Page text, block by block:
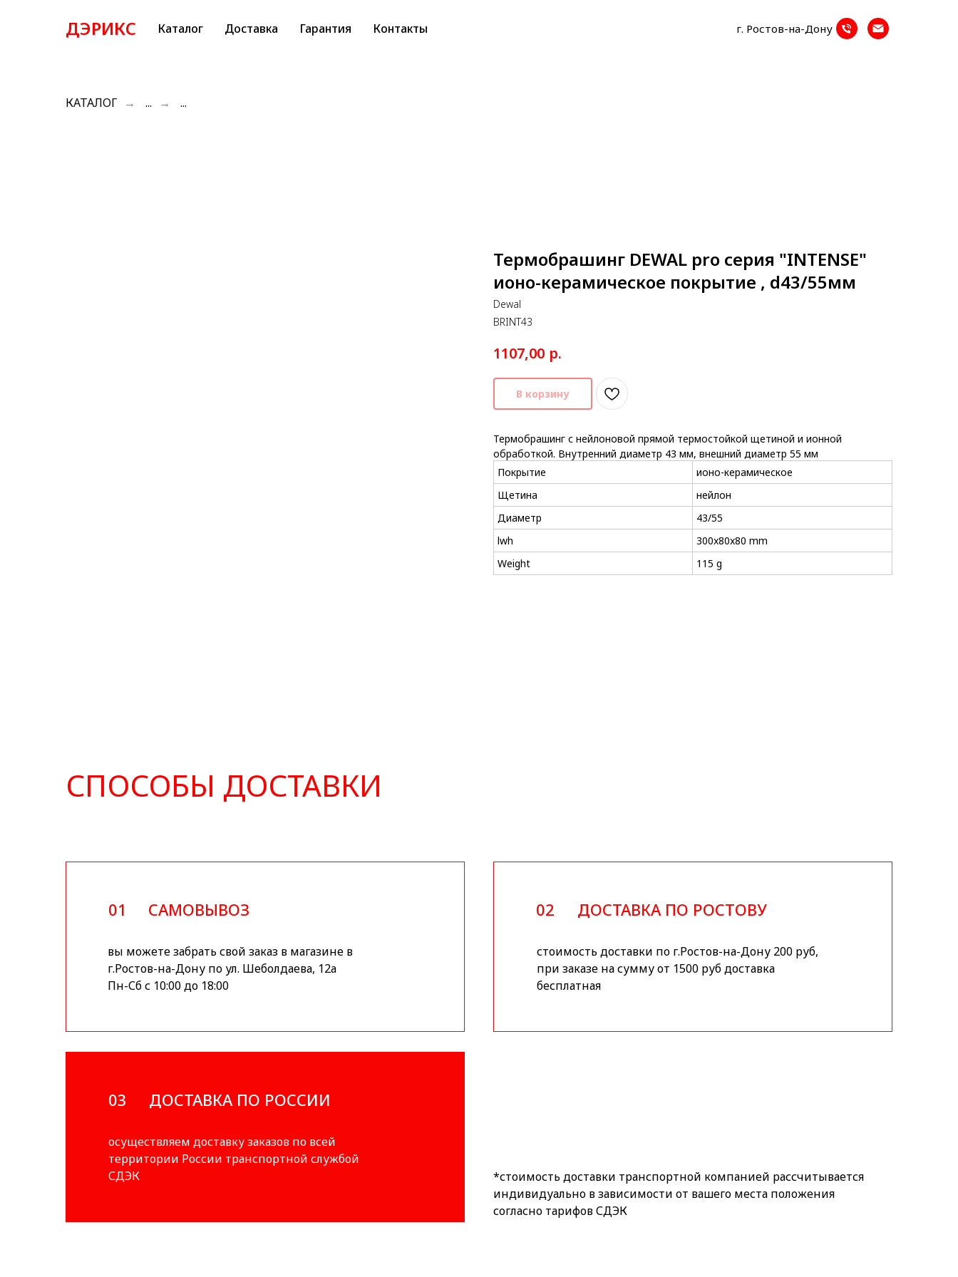
ДЭРИКС Каталог Доставка Гарантия Контакты г. Ростов-на-Дону
КАТАЛОГ → ... → ...
Термобрашинг DEWAL pro серия "INTENSE"
ионо-керамическое покрытие , d43/55мм
Dewal
BRINT43
1107,00 р.
В корзину
Термобрашинг с нейлоновой прямой термостойкой щетиной и ионной
обработкой. Внутренний диаметр 43 мм, внешний диаметр 55 мм
Покрытие
ионо-керамическое
Щетина
нейлон
Диаметр
43/55
lwh
300x80x80 mm
Weight
115 g
СПОСОБЫ ДОСТАВКИ
САМОВЫВОЗ
01
вы можете забрать свой заказ в магазине в
г.Ростов-на-Дону по ул. Шеболдаева, 12а
Пн-Сб с 10:00 до 18:00
ДОСТАВКА ПО РОСТОВУ
02
стоимость доставки по г.Ростов-на-Дону 200 руб,
при заказе на сумму от 1500 руб доставка
бесплатная
ДОСТАВКА ПО РОССИИ
03
осуществляем доставку заказов по всей
территории России транспортной службой
СДЭК
*стоимость доставки транспортной компанией рассчитывается
индивидуально в зависимости от вашего места положения
согласно тарифов СДЭК